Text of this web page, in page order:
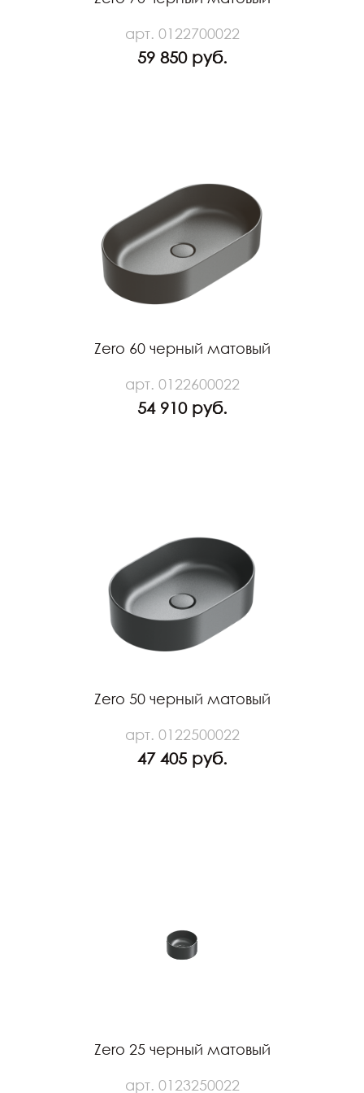
арт. 0122700022
59 850 руб.
Zero 60 черный матовый
арт. 0122600022
54 910 руб.
Zero 50 черный матовый
арт. 0122500022
47 405 руб.
Zero 25 черный матовый
арт. 0123250022